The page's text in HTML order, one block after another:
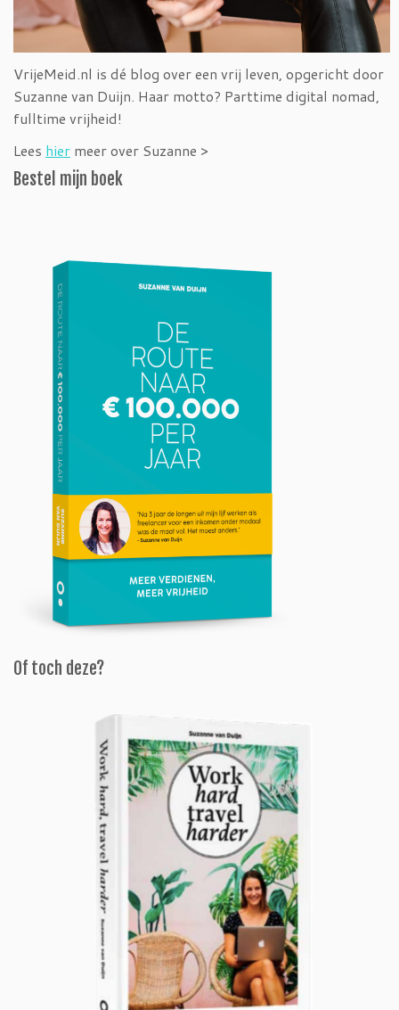
VrijeMeid.nl is dé blog over een vrij leven, opgericht door
Suzanne van Duijn. Haar motto? Parttime digital nomad,
fulltime vrijheid!
Lees hier meer over Suzanne >
Bestel mijn boek
Of toch deze?